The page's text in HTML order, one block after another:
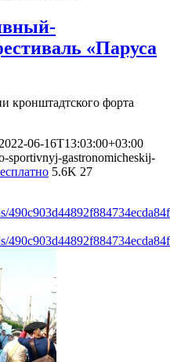
«Паруса
кронштадтского форта
2022-06-16T13:03:00+03:00
sportivnyj-gastronomicheskij-
5.6K 27